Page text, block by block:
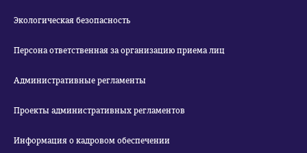
Экологическая безопасность
Персона ответственная за организацию приема лиц
Административные регламенты
Проекты административных регламентов
Информация о кадровом обеспечении